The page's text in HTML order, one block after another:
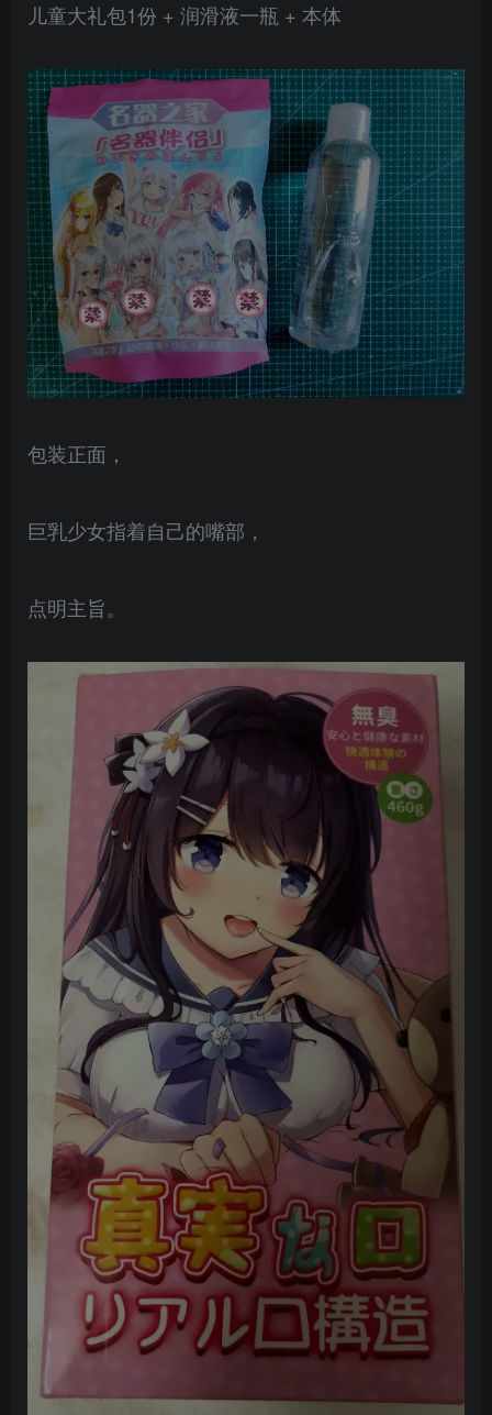
儿童大礼包1份 + 润滑液一瓶 + 本体
包装正面，
巨乳少女指着自己的嘴部，
点明主旨。